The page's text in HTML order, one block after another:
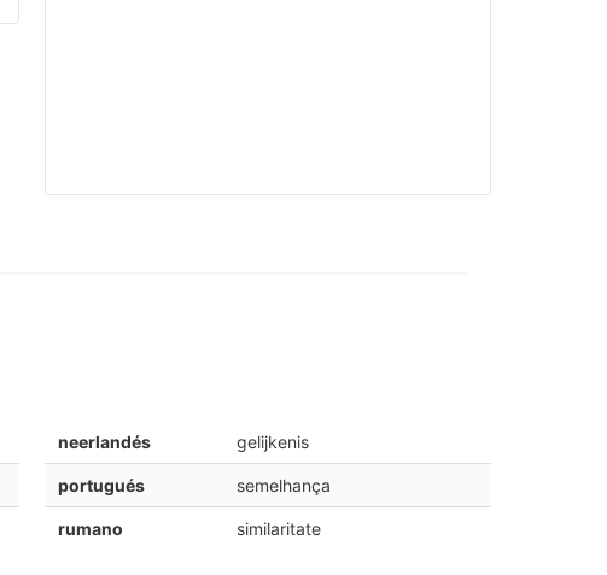
neerlandés gelijkenis
portugués semelhança
rumano similaritate